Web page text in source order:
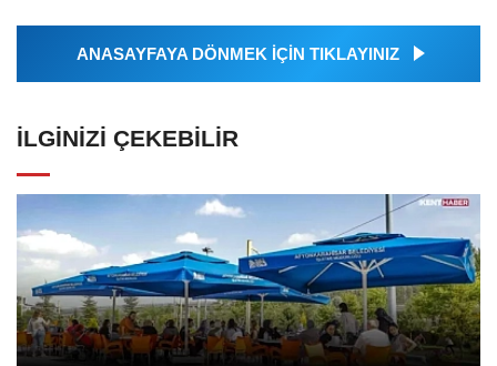
ANASAYFAYA DÖNMEK İÇİN TIKLAYINIZ
İLGINIZI ÇEKEBILIR